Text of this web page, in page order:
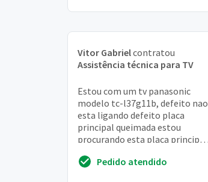
Vitor Gabrielcontratou
Assistência técnica para TV
Estou com um tv panasonic
modelo tc-l37g11b, defeito nao
esta ligando defeito placa
principal queimada estou
procurando esta placa principal
Pedido atendido